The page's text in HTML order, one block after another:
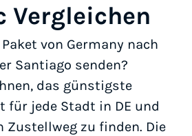
Vergleichen
von Germany nach
Santiago senden?
das günstigste
für jede Stadt in DE und
Zustellweg zu finden. Die